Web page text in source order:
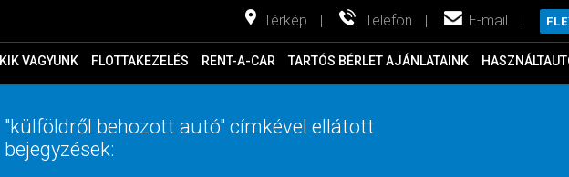
Térkép | Telefon | E-mail |
KIK VAGYUNK FLOTTAKEZELÉS RENT-A-CAR TARTÓS BÉRLET AJÁNLATAINK
"külföldről behozott autó" címkével ellátott
bejegyzések: